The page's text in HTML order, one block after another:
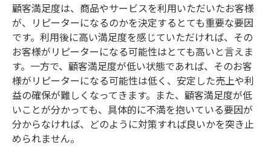
顧客満足度は、商品やサービスを利用いただいたお客様
が、リピーターになるのかを決定するとても重要な要因
です。利用後に高い満足度を感じていただければ、その
お客様がリピーターになる可能性はとても高いと言えま
す。一方で、顧客満足度が低い状態であれば、そのお客
様がリピーターになる可能性は低く、安定した売上や利
益の確保が難しくなってきます。また、顧客満足度が低
いことが分かっても、具体的に不満を抱いている要因が
分からなければ、どのように対策すれば良いかを突き止
められません。